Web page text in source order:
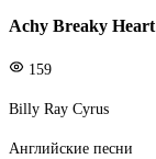
Achy Breaky Heart
159
Billy Ray Cyrus
Английские песни